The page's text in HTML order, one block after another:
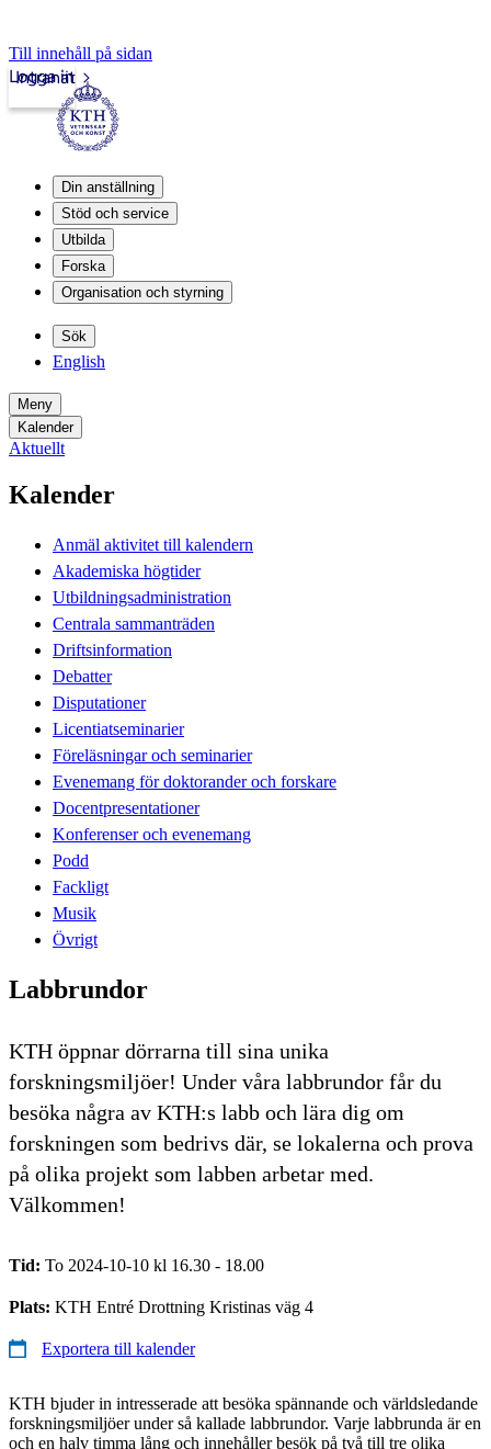
Till innehåll på sidan
Intranät
Logga in
Din anställning
Stöd och service
Utbilda
Forska
Organisation och styrning
Sök
English
Meny
Kalender
Aktuellt
Kalender
Anmäl aktivitet till kalendern
Akademiska högtider
Utbildningsadministration
Centrala sammanträden
Driftsinformation
Debatter
Disputationer
Licentiatseminarier
Föreläsningar och seminarier
Evenemang för doktorander och forskare
Docentpresentationer
Konferenser och evenemang
Podd
Fackligt
Musik
Övrigt
Labbrundor
KTH öppnar dörrarna till sina unika
forskningsmiljöer! Under våra labbrundor får du
besöka några av KTH:s labb och lära dig om
forskningen som bedrivs där, se lokalerna och prova
på olika projekt som labben arbetar med.
Välkommen!
Tid: To 2024-10-10 kl 16.30 - 18.00
Plats: KTH Entré Drottning Kristinas väg 4
Exportera till kalender
KTH bjuder in intresserade att besöka spännande och världsledande
forskningsmiljöer under så kallade labbrundor. Varje labbrunda är en
och en halv timma lång och innehåller besök på två till tre olika